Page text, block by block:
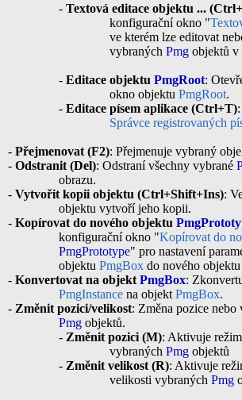
- Textová editace objektu ...
konfigurační okno "
ve kterém lze editovat
vybraných Pmg objektů v
- Editace objektu PmgRoot:
okno objektu PmgRoot.
- Editace písem aplikace (Ctrl+T)
Správce registrovaných
- Přejmenovat (F2): Přejmenuje vybraný
- Odstranit (Del): Odstraní všechny vybrané
obrazu.
- Vytvořit kopii objektu (Ctrl+Shift+Ins):
objektu vytvoří jeho kopii.
- Kopírovat do nového objektu
konfigurační okno "Kopírovat do
PmgPrototype" pro nastavení
objektu PmgBox do nového objektu
- Konvertovat na objekt PmgBox:
PmgInstance na objekt PmgBox.
- Změnit pozici/velikost: Změna pozice
Pmg objektů.
- Změnit pozici (M): Aktivuje
vybraných Pmg objektů
- Změnit velikost (R): Aktivuje
velikosti vybraných Pmg